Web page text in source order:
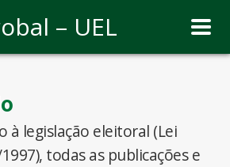
– UEL
à legislação eleitoral (Lei
todas as publicações e